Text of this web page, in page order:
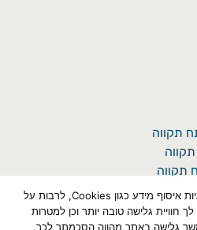
תקווה
תקווה
באתר זה נעשה שימוש בטכנולוגיות איסוף מידע כגון Cookies, לרבות על
חוויית גלישה טובה יותר וכן למטרות
גלישה באתר מהווה הסכמתך לכך.